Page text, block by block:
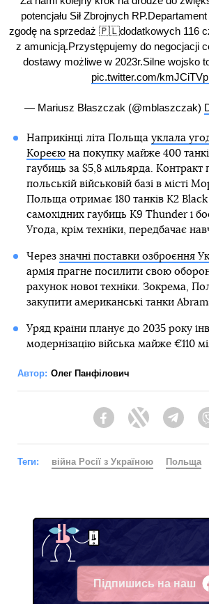
potencjału Sił Zbrojnych
zgodę na sprzedaż 🇵🇱dodatkowych 116
z amunicją.Przystępujemy do negocjacji
dostawy możliwe w 2023r.Silne
pic.twitter.com/
— Mariusz Błaszczak (@mblaszczak)
Наприкінці літа Польща уклала
Кореєюна покупку майже 400
гаубиць за $5,8 мільярда. Контракт
польській військовій базі в місті
Польща отримає 180 танків K2 Black
самохідних гаубиць K9 Thunder і
Угода, крім техніки, передбачає
Через значні поставки озброєння
армія прагне посилити свою
рахунок нової техніки. Зокрема,
закупити американські танки
Уряд країни планує до 2035 року
модернізацію війська майже €110
Автор: Олег Панфілович
FacebookTwitter
Теги: війна Росії з Україною Польща
Підпишись на наш
Facebook